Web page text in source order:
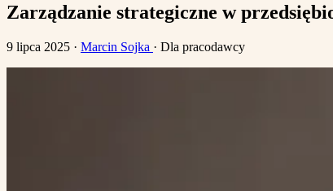
Zarządzanie strategiczne w
9 lipca 2025 · Marcin Sojka · Dla pracodawcy